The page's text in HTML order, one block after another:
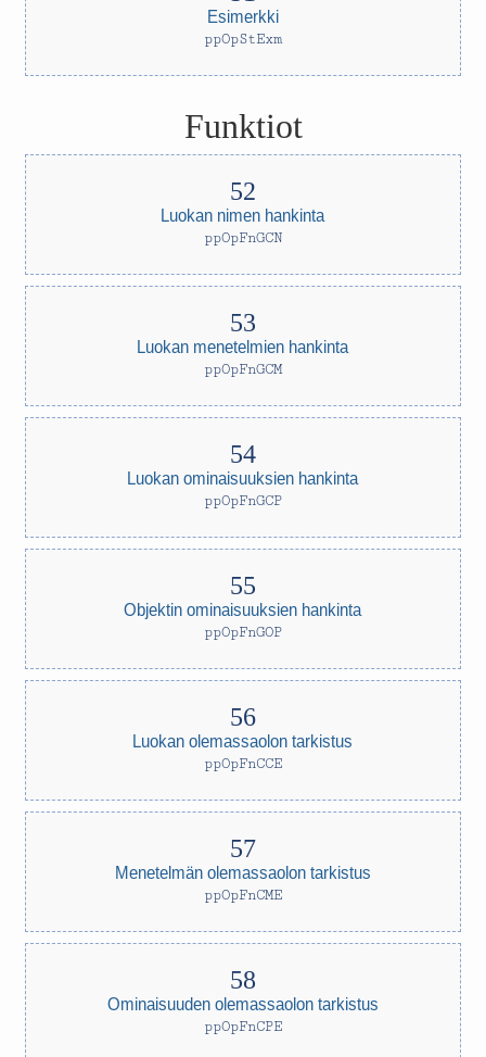
Esimerkki
ppOpStExm
Funktiot
Luokan nimen hankinta
ppOpFnGCN
Luokan menetelmien hankinta
ppOpFnGCM
Luokan ominaisuuksien hankinta
ppOpFnGCP
Objektin ominaisuuksien hankinta
ppOpFnGOP
Luokan olemassaolon tarkistus
ppOpFnCCE
Menetelmän olemassaolon tarkistus
ppOpFnCME
Ominaisuuden olemassaolon tarkistus
ppOpFnCPE